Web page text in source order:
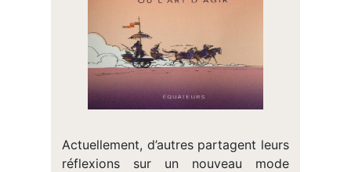
Actuellement, d’autres partagent leurs
réflexions sur un nouveau mode